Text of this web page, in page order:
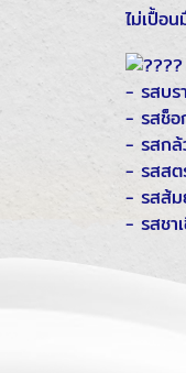
ไม่เปื้อ
- รสบร
- รสช็อ
- รสกล้
- รสสต
- รสส้
- รสชา